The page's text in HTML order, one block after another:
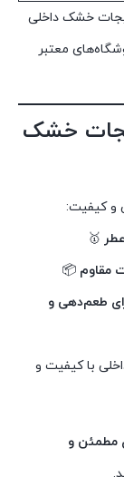
خشک داخلی
معتبر
خشک
و کیفیت:
🥇
مقاوم 📦
طعم‌دهی و
با کیفیت و
مطمئن و